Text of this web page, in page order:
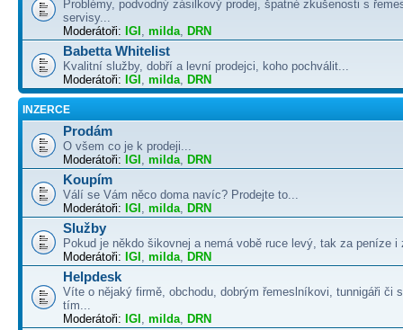
Problémy, podvodný zásilkový prodej, špatné zkušenosti s
servisy...
Moderátoři: IGI , milda, DRN
Babetta Whitelist
Kvalitní služby, dobří a levní prodejci, koho pochválit...
Moderátoři: IGI , milda, DRN
INZERCE
Prodám
O všem co je k prodeji...
Moderátoři: IGI , milda, DRN
Koupím
Válí se Vám něco doma navíc? Prodejte to...
Moderátoři: IGI , milda, DRN
Služby
Pokud je někdo šikovnej a nemá vobě ruce levý, tak za peníze i
Moderátoři: IGI , milda, DRN
Helpdesk
Víte o nějaký firmě, obchodu, dobrým řemeslníkovi, tunnigáři či
tím...
Moderátoři: IGI , milda, DRN